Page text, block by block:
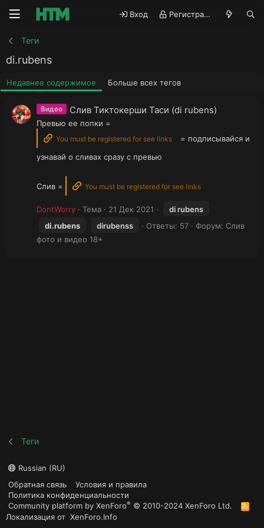
Вход Регистрация
Теги
di.rubens
Недавнее содержимое Больше всех тегов
Видео Слив Тиктокерши Таси (di rubens)
Превью ее попки =
You must be registered for see links
= подписывайся и
узнавай о сливах сразу с превью
Слив = You must be registered for see links
DontWorry Тема 21 Дек 2021
di rubens
di.rubens
dirubenss Ответы: 57 Форум: Слив
фото и видео 18+
Теги
Russian (RU)
Обратная связь
Условия и правила
Политика конфиденциальности
Community platform by XenForo® © 2010-2024 XenForo Ltd.
R
S
Локализация от XenForo.Info